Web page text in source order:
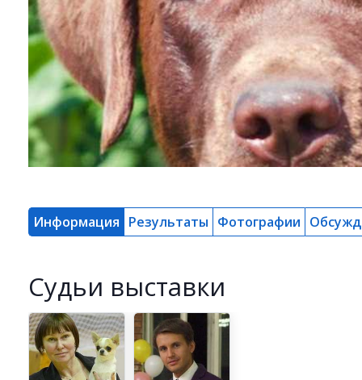
Информация Результаты Фотографии
Cудьи выставки